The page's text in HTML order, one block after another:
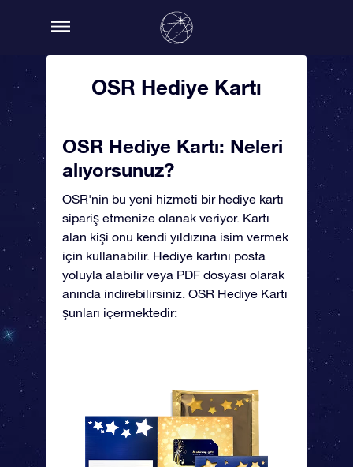
OSR Hediye Kartı
OSR Hediye Kartı: Neleri
alıyorsunuz?
OSR'nin bu yeni hizmeti bir hediye kartı
sipariş etmenize olanak veriyor. Kartı
alan kişi onu kendi yıldızına isim vermek
için kullanabilir. Hediye kartını posta
yoluyla alabilir veya PDF dosyası olarak
anında indirebilirsiniz. OSR Hediye Kartı
şunları içermektedir: